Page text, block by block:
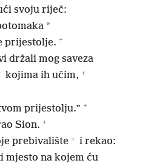
svoju riječ:
*
prijestolje. +
držali mog saveza
kojima ih učim, +
prijestolju.” +
Sion. +
prebivalište + i rekao:
mjesto na kojem ću